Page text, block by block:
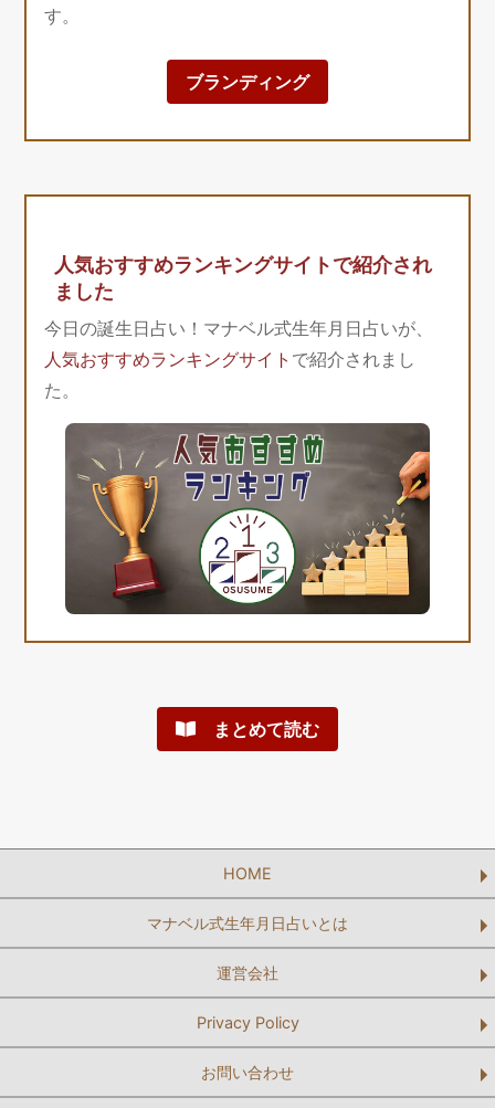
す。
ブランディング
人気おすすめランキングサイトで紹介され
ました
今日の誕生日占い！マナベル式生年月日占いが、
人気おすすめランキングサイト で紹介されまし
た。
まとめて読む
HOME
マナベル式生年月日占いとは
運営会社
Privacy Policy
お問い合わせ